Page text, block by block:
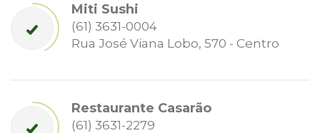
Miti Sushi
(61) 3631-0004
Rua José Viana Lobo, 570 - Centro
Restaurante Casarão
(61) 3631-2279